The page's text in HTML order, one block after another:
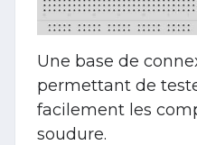
Une base de
permettant de
facilement les
soudure.